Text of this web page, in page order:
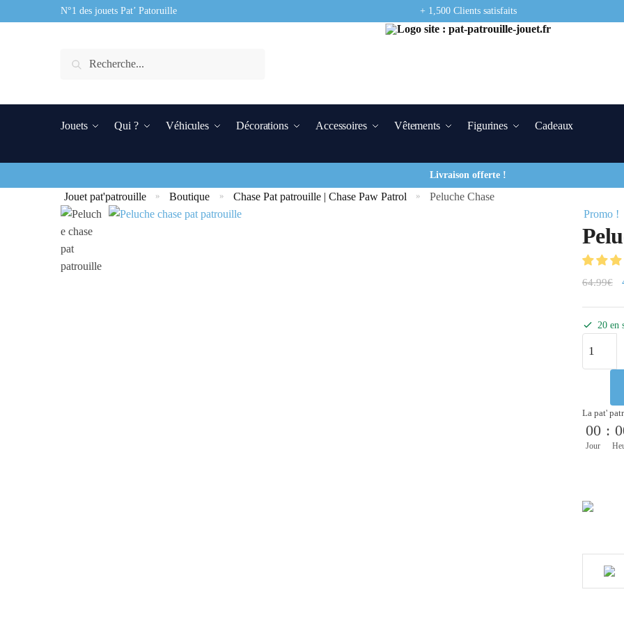
N°1 des jouets Pat’ Patoruille + 1,500 Clients satisfaits
Recherche
Jouets Qui ? Véhicules Décorations Accessoires Vêtements Figurines Cadeaux
Livraison offerte !
Jouet pat'patrouille » Boutique » Chase Pat patrouille | Chase Paw Patrol »
Peluche Chase
Promo !
64.99€
20 en
La pat'
00
Jour
: